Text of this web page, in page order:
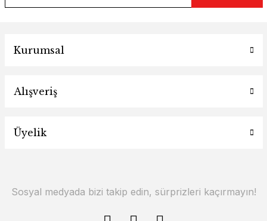
Kurumsal
Alışveriş
Üyelik
Sosyal medyada bizi takip edin, sürprizleri kaçırmayın!